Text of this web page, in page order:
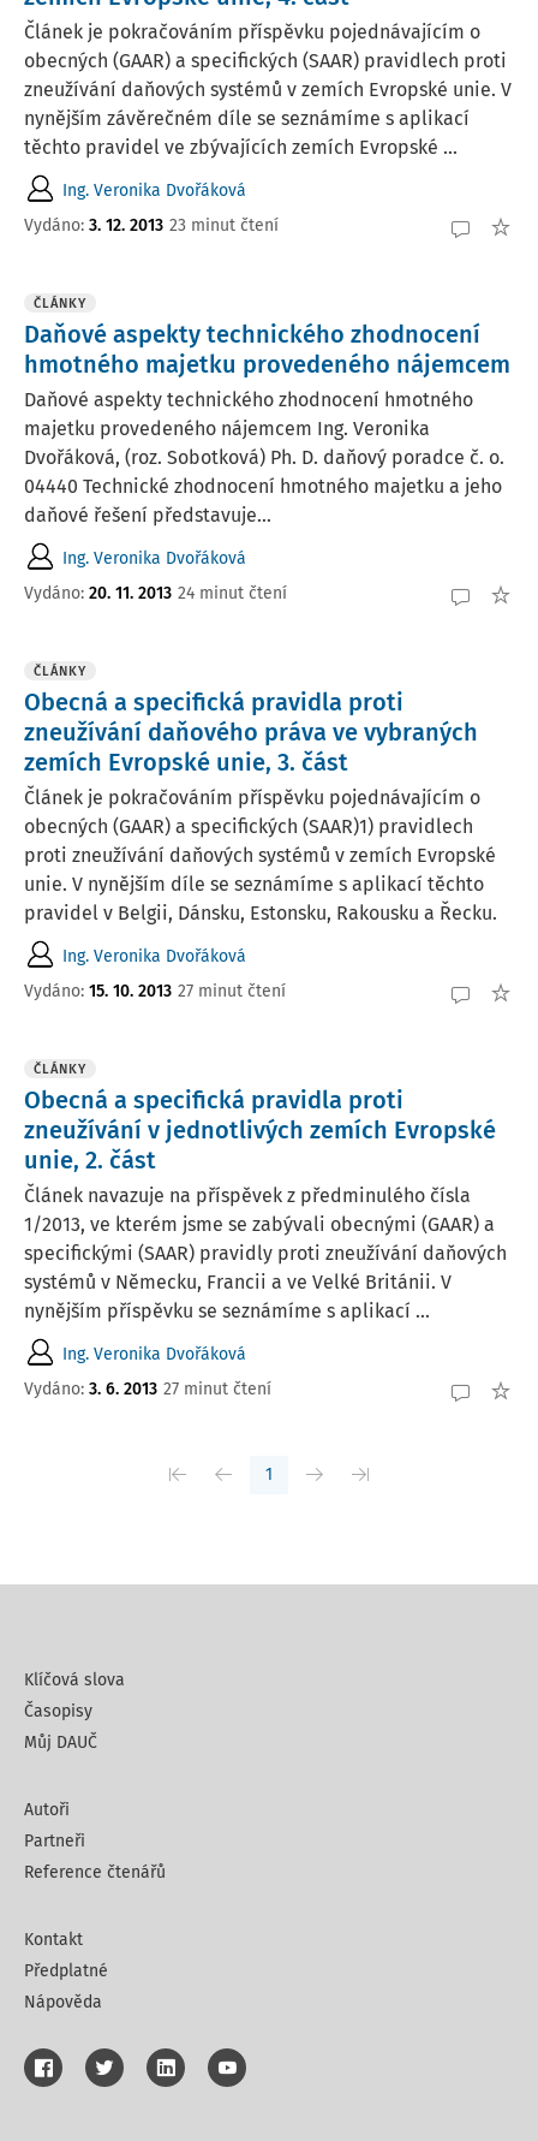
Článek je pokračováním příspěvku pojednávajícím o
obecných (GAAR) a specifických (SAAR) pravidlech proti
zneužívání daňových systémů v zemích Evropské unie. V
nynějším závěrečném díle se seznámíme s aplikací
těchto pravidel ve zbývajících zemích Evropské ...
Ing. Veronika Dvořáková
Vydáno: 3. 12. 2013 23 minut čtení
ČLÁNKY
Daňové aspekty technického zhodnocení
hmotného majetku provedeného nájemcem
Daňové aspekty technického zhodnocení hmotného
majetku provedeného nájemcem Ing. Veronika
Dvořáková, (roz. Sobotková) Ph. D. daňový poradce č. o.
04440 Technické zhodnocení hmotného majetku a jeho
daňové řešení představuje...
Ing. Veronika Dvořáková
Vydáno: 20. 11. 2013 24 minut čtení
ČLÁNKY
Obecná a specifická pravidla proti
zneužívání daňového práva ve vybraných
zemích Evropské unie, 3. část
Článek je pokračováním příspěvku pojednávajícím o
obecných (GAAR) a specifických (SAAR)1) pravidlech
proti zneužívání daňových systémů v zemích Evropské
unie. V nynějším díle se seznámíme s aplikací těchto
pravidel v Belgii, Dánsku, Estonsku, Rakousku a Řecku.
Ing. Veronika Dvořáková
Vydáno: 15. 10. 2013 27 minut čtení
ČLÁNKY
Obecná a specifická pravidla proti
zneužívání v jednotlivých zemích Evropské
unie, 2. část
Článek navazuje na příspěvek z předminulého čísla
1/2013, ve kterém jsme se zabývali obecnými (GAAR) a
specifickými (SAAR) pravidly proti zneužívání daňových
systémů v Německu, Francii a ve Velké Británii. V
nynějším příspěvku se seznámíme s aplikací ...
Ing. Veronika Dvořáková
Vydáno: 3. 6. 2013 27 minut čtení
1
Klíčová slova
Časopisy
Můj DAUČ
Autoři
Partneři
Reference čtenářů
Kontakt
Předplatné
Nápověda